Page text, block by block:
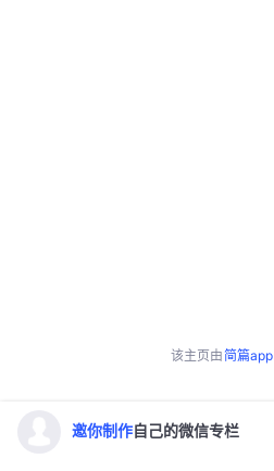
该主页由简篇app
邀你制作 自己的微信专栏